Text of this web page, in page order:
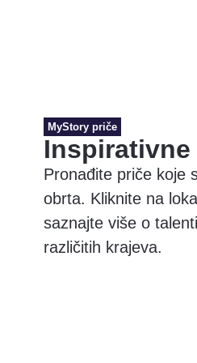
MyStory priče
Pronađite priče koje
obrta. Kliknite na
saznajte više o
različitih krajeva.